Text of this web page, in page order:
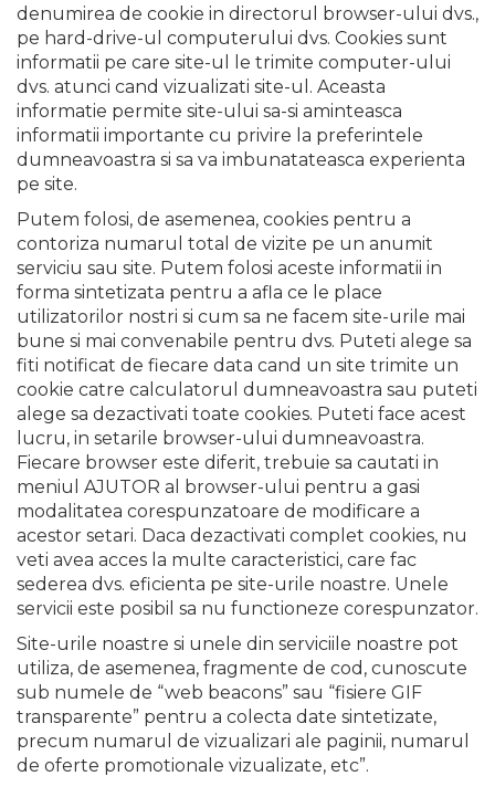
denumirea de cookie in directorul browser-ului dvs.,
pe hard-drive-ul computerului dvs. Cookies sunt
informatii pe care site-ul le trimite computer-ului
dvs. atunci cand vizualizati site-ul. Aceasta
informatie permite site-ului sa-si aminteasca
informatii importante cu privire la preferintele
dumneavoastra si sa va imbunatateasca experienta
pe site.
Putem folosi, de asemenea, cookies pentru a
contoriza numarul total de vizite pe un anumit
serviciu sau site. Putem folosi aceste informatii in
forma sintetizata pentru a afla ce le place
utilizatorilor nostri si cum sa ne facem site-urile mai
bune si mai convenabile pentru dvs. Puteti alege sa
fiti notificat de fiecare data cand un site trimite un
cookie catre calculatorul dumneavoastra sau puteti
alege sa dezactivati toate cookies. Puteti face acest
lucru, in setarile browser-ului dumneavoastra.
Fiecare browser este diferit, trebuie sa cautati in
meniul AJUTOR al browser-ului pentru a gasi
modalitatea corespunzatoare de modificare a
acestor setari. Daca dezactivati complet cookies, nu
veti avea acces la multe caracteristici, care fac
sederea dvs. eficienta pe site-urile noastre. Unele
servicii este posibil sa nu functioneze corespunzator.
Site-urile noastre si unele din serviciile noastre pot
utiliza, de asemenea, fragmente de cod, cunoscute
sub numele de “web beacons” sau “fisiere GIF
transparente” pentru a colecta date sintetizate,
precum numarul de vizualizari ale paginii, numarul
de oferte promotionale vizualizate, etc”.